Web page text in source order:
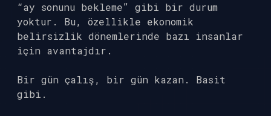
“ay sonunu bekleme” gibi bir durum
yoktur. Bu, özellikle ekonomik
belirsizlik dönemlerinde bazı insanlar
için avantajdır.
Bir gün çalış, bir gün kazan. Basit
gibi.